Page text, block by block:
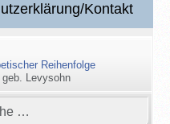
Kontakt
Reihenfolge
Levysohn